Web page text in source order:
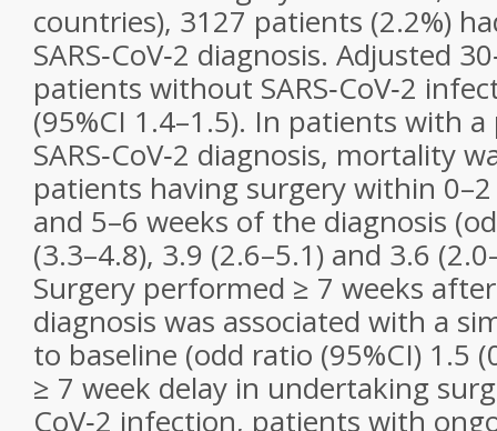
countries), 3127 patients (2.2%)
SARS‐CoV‐2 diagnosis. Adjusted
patients without SARS‐CoV‐2
(95%CI 1.4–1.5). In patients with a
SARS‐CoV‐2 diagnosis, mortality
patients having surgery within
and 5–6 weeks of the diagnosis
(3.3–4.8), 3.9 (2.6–5.1) and 3.6
Surgery performed ≥ 7 weeks after
diagnosis was associated with a
to baseline (odd ratio (95%CI) 1.5
≥ 7 week delay in undertaking
CoV‐2 infection, patients with